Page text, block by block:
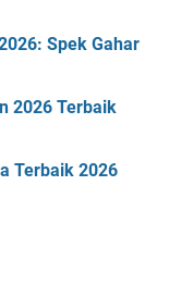
Spek Gahar
2026 Terbaik
Terbaik 2026